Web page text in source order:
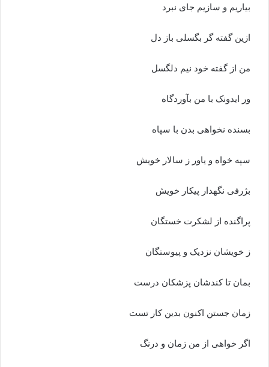
بیاریم و سازیم جاى نبرد
ازین گفته گر بگسلى باز دل
من از گفته خود نیم دلگسل‏
ور ایدونک با من بآوردگاه
بسنده نخواهى بدن با سپاه‏
سپه خواه و یاور ز سالار خویش
بژرفى نگه‏دار پیکار خویش‏
پراگنده از لشکرت خستگان
ز خویشان نزدیک و پیوستگان‏
بمان تا کندشان پزشکان درست
زمان جستن اکنون بدین کار تست‏
اگر خواهى از من زمان و درنگ